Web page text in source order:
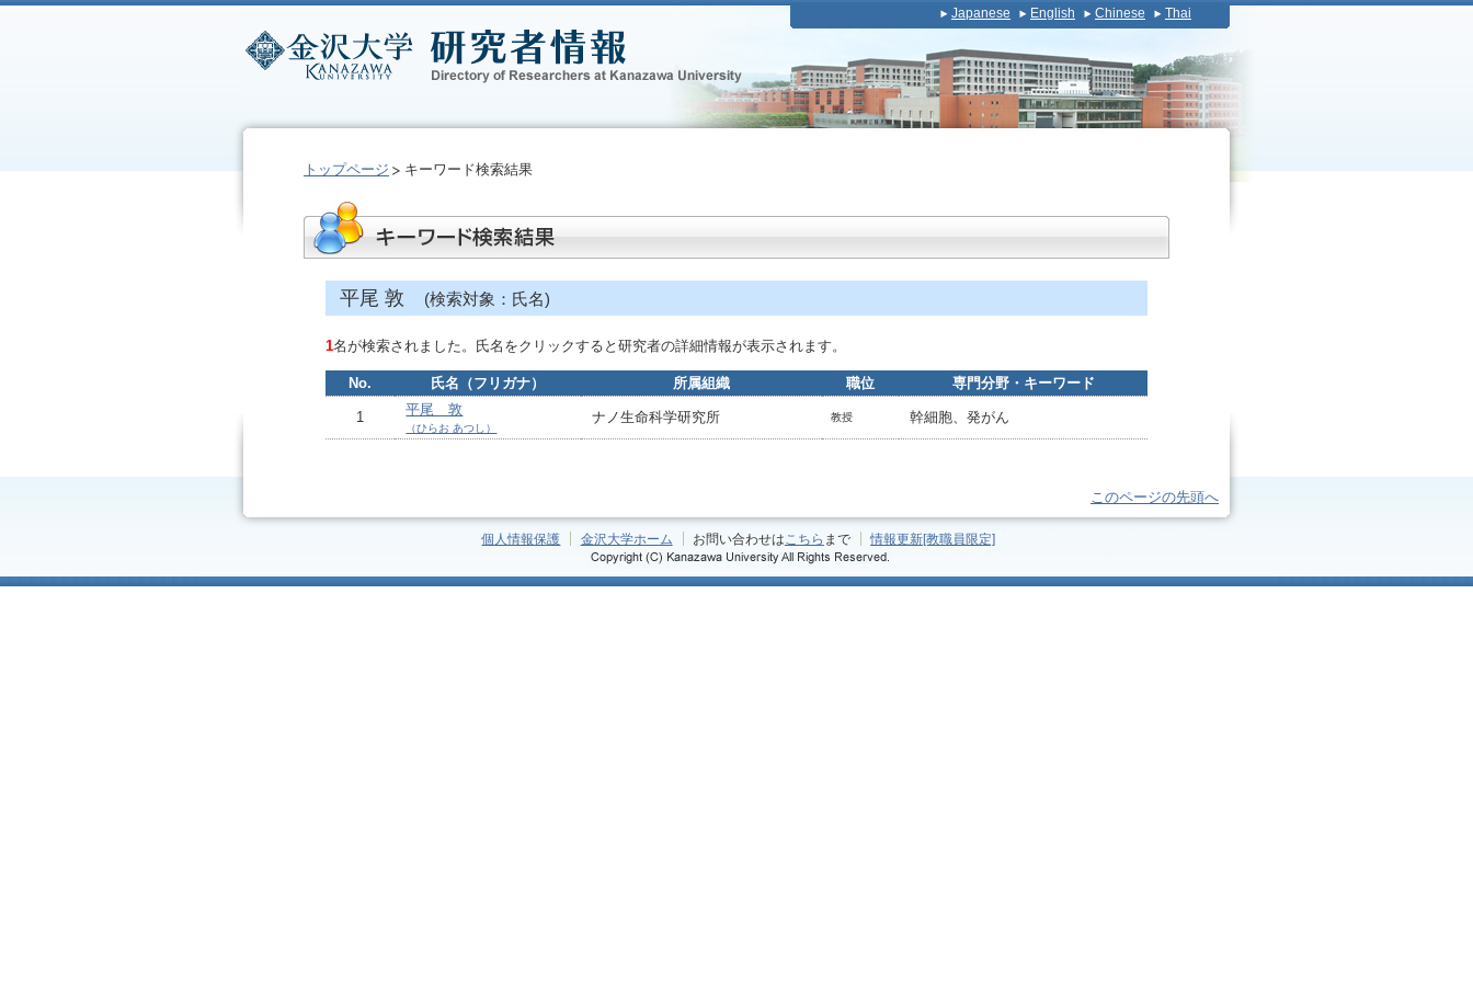
Japanese English Chinese Thai
トップページ キーワード検索結果
平尾 敦 (検索対象：氏名)
1名が検索されました。氏名をクリックすると研究者の詳細情報が表示されます。
No. 氏名（フリガナ） 所属組織 職位 専門分野・キーワード
1 平尾 敦
（ひらお あつし）
ナノ生命科学研究所 教授 幹細胞、発がん
このページの先頭へ
個人情報保護 金沢大学ホーム お問い合わせは こちら まで 情報更新[教職員限定]